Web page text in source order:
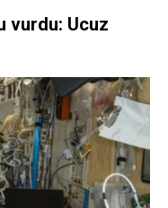
vurdu: Ucuz